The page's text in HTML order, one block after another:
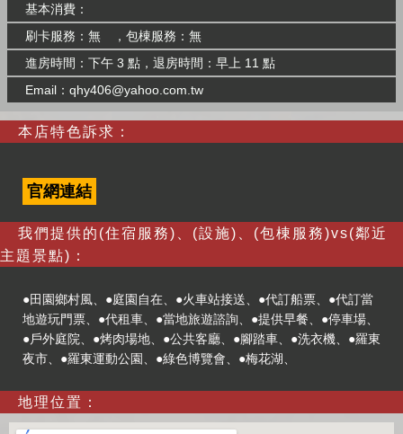
基本消費：
刷卡服務：無 ，包棟服務：無
進房時間：下午 3 點，退房時間：早上 11 點
Email： qhy406@yahoo.com.tw
本店特色訴求：
官網連結
我們提供的(住宿服務)、(設施)、(包棟服務)vs(鄰近
主題景點)：
●田園鄉村風、●庭園自在、●火車站接送、●代訂船票、●代訂當
地遊玩門票、●代租車、●當地旅遊諮詢、●提供早餐、●停車場、
●戶外庭院、●烤肉場地、●公共客廳、●腳踏車、●洗衣機、●羅東
夜市、●羅東運動公園、●綠色博覽會、●梅花湖、
地理位置：